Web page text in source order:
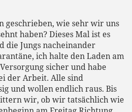
geschrieben, wie sehr wir uns
haben? Dieses Mal ist es
die Jungs nacheinander
ich halte den Laden am
sicher und habe
der Arbeit. Alle sind
und wollen endlich raus. Bis
wir, ob wir tatsächlich wie